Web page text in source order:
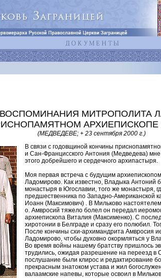
ВОСПОМИНАНИЯ МИТРОПОЛИТА
АРХИЕПИСКОПЕ
(МЕДВЕДЕВЕ; + 23 сентября 2000 г.)
В связи с годовщиной кончины
и Сан-Францисского Антония (Медведева)
этого добрейшего и сердечного архипастыря.
Моя первая встреча с будущим
Ладомирово. Как известно, Владыка Антоний
монастыря в Югославии, того же монастыря,
предшественника по Западно-Американской
Иоанн (Максимович) . В Мильково
о. Амвросий тяжело болел он передал
архиепископа Виталия (Максименко). С
хиротонии в Белграде и сразу его полюбил.
После кончины схи-архимандрита Амвросия
Ладомирово, чтобы духовно окормляться у
Во время войны нашему братству пришлось
трудились, ожидая разрешение на переезд
послушание были клирос и редактирование
прекрасным знатоком устава и жил
валаамские напевы, которые освоил в